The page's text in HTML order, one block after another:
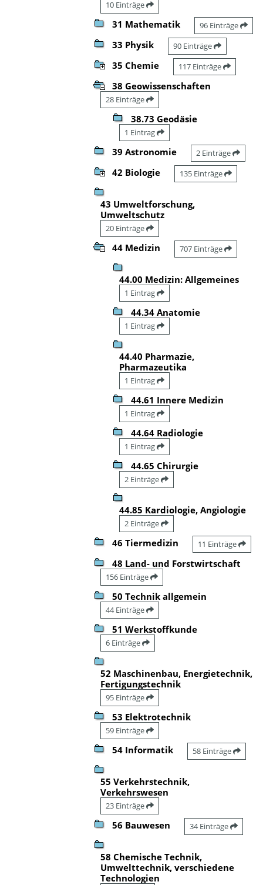
10 Einträge
31 Mathematik 96 Einträge
33 Physik 90 Einträge
35 Chemie 117 Einträge
38 Geowissenschaften
28 Einträge
38.73 Geodäsie
1 Eintrag
39 Astronomie 2 Einträge
42 Biologie 135 Einträge
43 Umweltforschung,
Umweltschutz
20 Einträge
44 Medizin 707 Einträge
44.00 Medizin: Allgemeines
1 Eintrag
44.34 Anatomie
1 Eintrag
44.40 Pharmazie,
Pharmazeutika
1 Eintrag
44.61 Innere Medizin
1 Eintrag
44.64 Radiologie
1 Eintrag
44.65 Chirurgie
2 Einträge
44.85 Kardiologie, Angiologie
2 Einträge
46 Tiermedizin 11 Einträge
48 Land- und Forstwirtschaft
156 Einträge
50 Technik allgemein
44 Einträge
51 Werkstoffkunde
6 Einträge
52 Maschinenbau, Energietechnik,
Fertigungstechnik
95 Einträge
53 Elektrotechnik
59 Einträge
54 Informatik 58 Einträge
55 Verkehrstechnik,
Verkehrswesen
23 Einträge
56 Bauwesen 34 Einträge
58 Chemische Technik,
Umwelttechnik, verschiedene
Technologien